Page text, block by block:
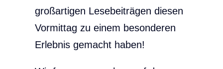
großartigen Lesebeiträgen diesen
Vormittag zu einem besonderen
Erlebnis gemacht haben!